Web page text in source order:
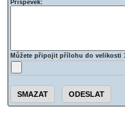
Příspěvek:
Můžete připojit přílohu do velikosti